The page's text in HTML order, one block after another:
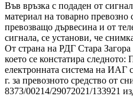
Във връзка с подаден от
материал на товарно
превозващо дървесина и от
сигнала, се установи, че
От страна на РДГ Стара
което се констатира
електронната система на ИАГ
г. за превозното средство от
8373/00214/29072021/133921